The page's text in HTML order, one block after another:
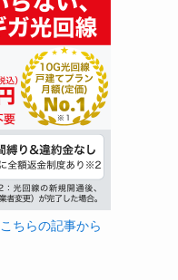
ちらの記事から